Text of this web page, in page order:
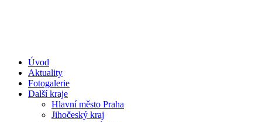
Úvod
Aktuality
Fotogalerie
Další kraje
Hlavní město Praha
Jihočeský kraj